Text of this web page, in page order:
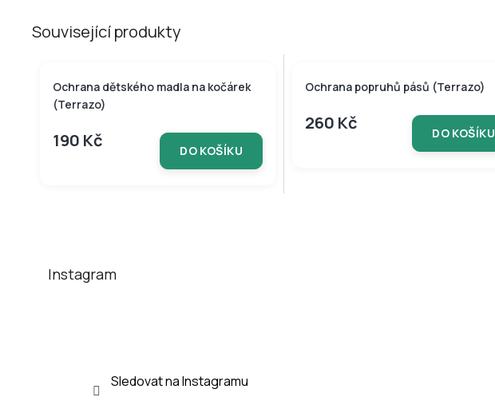
Související produkty
Ochrana dětského madla na kočárek
(Terrazo)
190 Kč DO KOŠÍKU
Ochrana popruhů pásů (Terrazo)
260 Kč DO KOŠÍKU
Instagram
Sledovat na Instagramu